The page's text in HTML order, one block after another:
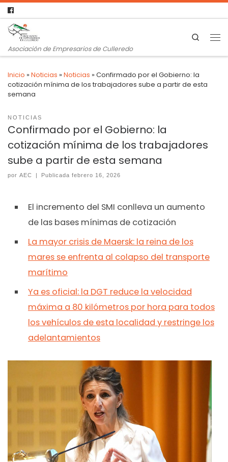
Asociación de Empresarios de Culleredo
Search
Inicio »Noticias »Noticias »Confirmado por el Gobierno: la
cotización mínima de los trabajadores sube a partir de esta
semana
NOTICIAS
Confirmado por el Gobierno: la
cotización mínima de los trabajadores
sube a partir de esta semana
por AEC | Publicadafebrero 16, 2026
El incremento del SMI conlleva un aumento
de las bases mínimas de cotización
La mayor crisis de Maersk: la reina de los
mares se enfrenta al colapso del transporte
marítimo
Ya es oficial: la DGT reduce la velocidad
máxima a 80 kilómetros por hora para todos
los vehículos de esta localidad y restringe los
adelantamientos